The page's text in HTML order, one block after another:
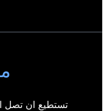
تستطيع ان تصل